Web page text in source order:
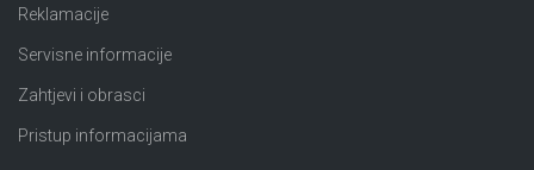
Reklamacije
Servisne informacije
Zahtjevi i obrasci
Pristup informacijama